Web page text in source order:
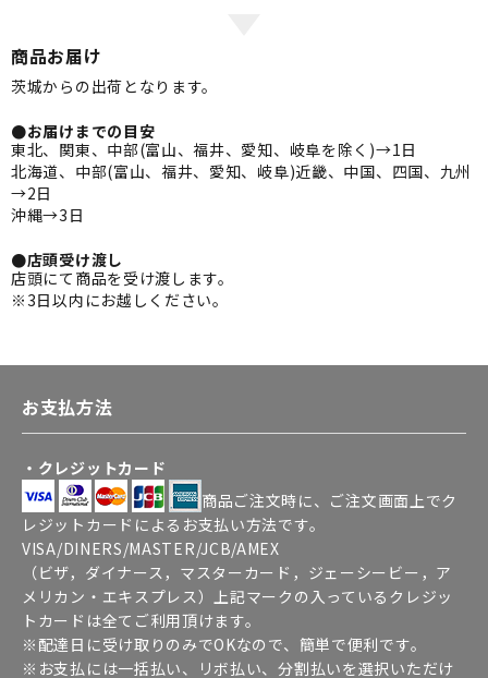
商品お届け
茨城からの出荷となります。
●お届けまでの目安
東北、関東、中部(富山、福井、愛知、岐阜を除く)→1日
北海道、中部(富山、福井、愛知、岐阜)近畿、中国、四国、九州
→2日
沖縄→3日
●店頭受け渡し
店頭にて商品を受け渡します。
※3日以内にお越しください。
お支払方法
・クレジットカード
商品ご注文時に、ご注文画面上でク
レジットカードによるお支払い方法です。
VISA/DINERS/MASTER/JCB/AMEX
（ビザ，ダイナース，マスターカード，ジェーシービー，ア
メリカン・エキスプレス）上記マークの入っているクレジッ
トカードは全てご利用頂けます。
※配達日に受け取りのみでOKなので、簡単で便利です。
※お支払には一括払い、リボ払い、分割払いを選択いただけ